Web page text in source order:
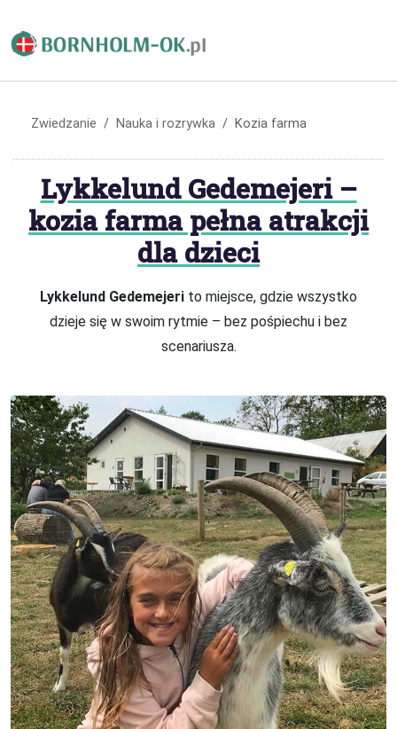
Zwiedzanie Nauka i rozrywka Kozia farma
Lykkelund Gedemejeri –
kozia farma pełna atrakcji
dla dzieci
Lykkelund Gedemejeri to miejsce, gdzie wszystko
dzieje się w swoim rytmie – bez pośpiechu i bez
scenariusza.